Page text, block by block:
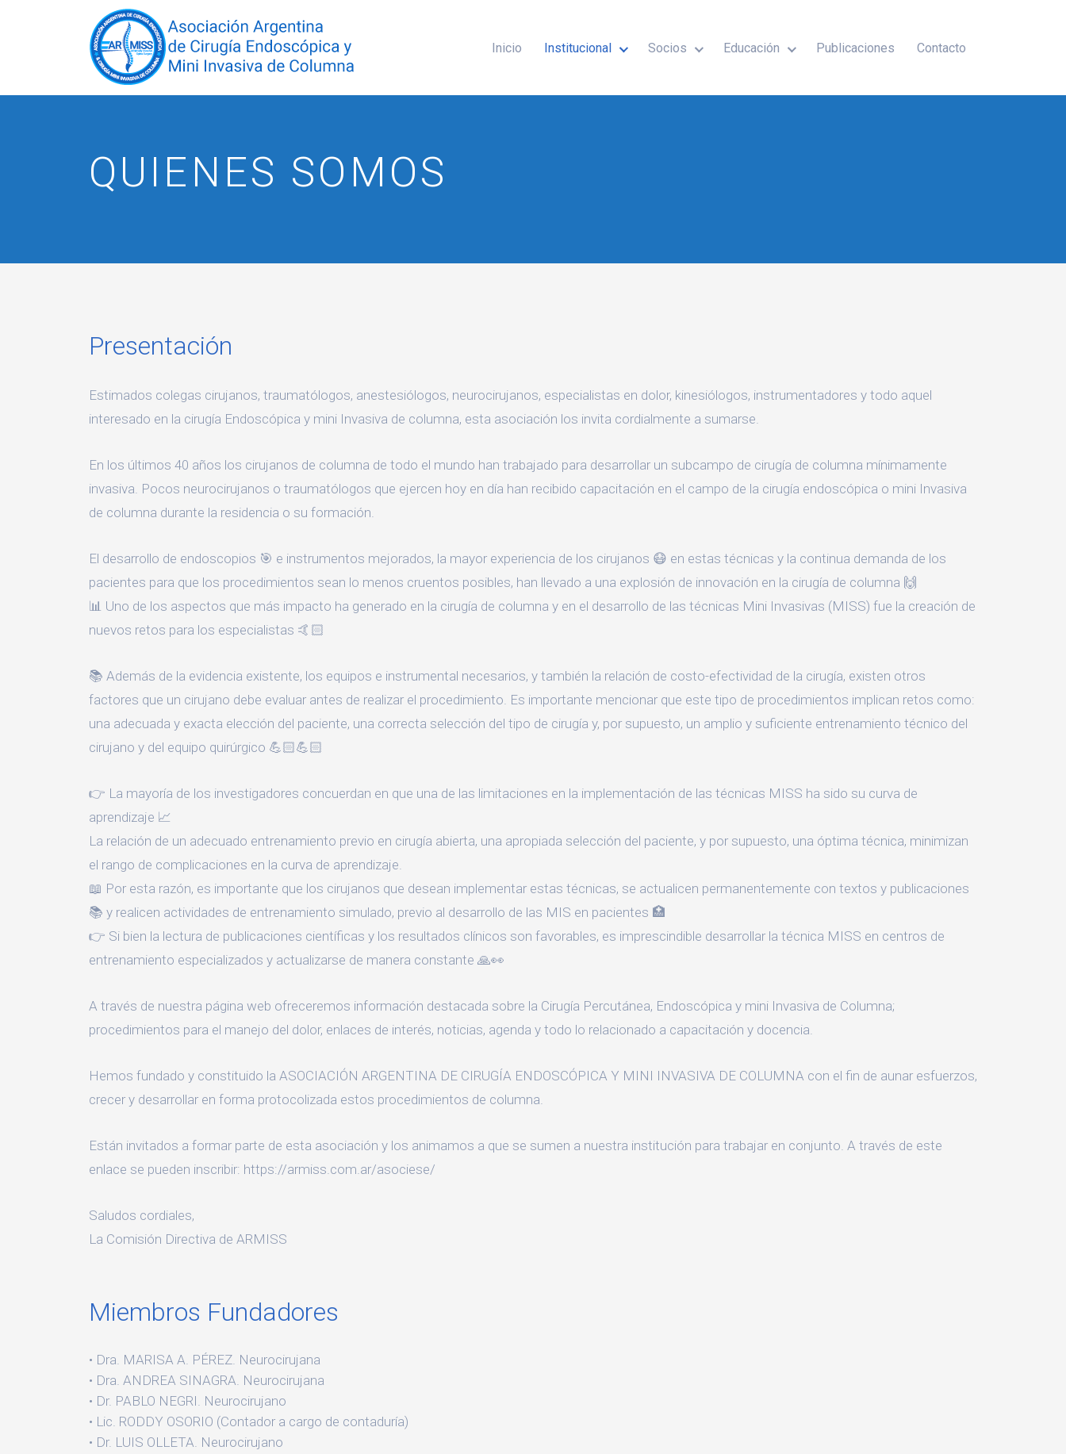
Inicio Institucional Socios Educación Publicaciones Contacto
QUIENES SOMOS
Presentación
Estimados colegas cirujanos, traumatólogos, anestesiólogos, neurocirujanos, especialistas en dolor, kinesiólogos, instrumentadores y todo aquel
interesado en la cirugía Endoscópica y mini Invasiva de columna, esta asociación los invita cordialmente a sumarse.
En los últimos 40 años los cirujanos de columna de todo el mundo han trabajado para desarrollar un subcampo de cirugía de columna mínimamente
invasiva. Pocos neurocirujanos o traumatólogos que ejercen hoy en día han recibido capacitación en el campo de la cirugía endoscópica o mini Invasiva
de columna durante la residencia o su formación.
El desarrollo de endoscopios 🎯 e instrumentos mejorados, la mayor experiencia de los cirujanos 😷 en estas técnicas y la continua demanda de los
pacientes para que los procedimientos sean lo menos cruentos posibles, han llevado a una explosión de innovación en la cirugía de columna 🙌
📊 Uno de los aspectos que más impacto ha generado en la cirugía de columna y en el desarrollo de las técnicas Mini Invasivas (MISS) fue la creación de
nuevos retos para los especialistas 🤙🏻
📚 Además de la evidencia existente, los equipos e instrumental necesarios, y también la relación de costo-efectividad de la cirugía, existen otros
factores que un cirujano debe evaluar antes de realizar el procedimiento. Es importante mencionar que este tipo de procedimientos implican retos como:
una adecuada y exacta elección del paciente, una correcta selección del tipo de cirugía y, por supuesto, un amplio y suficiente entrenamiento técnico del
cirujano y del equipo quirúrgico 💪🏻💪🏻
👉 La mayoría de los investigadores concuerdan en que una de las limitaciones en la implementación de las técnicas MISS ha sido su curva de
aprendizaje 📈
La relación de un adecuado entrenamiento previo en cirugía abierta, una apropiada selección del paciente, y por supuesto, una óptima técnica, minimizan
el rango de complicaciones en la curva de aprendizaje.
📖 Por esta razón, es importante que los cirujanos que desean implementar estas técnicas, se actualicen permanentemente con textos y publicaciones
📚 y realicen actividades de entrenamiento simulado, previo al desarrollo de las MIS en pacientes 🏥
👉 Si bien la lectura de publicaciones científicas y los resultados clínicos son favorables, es imprescindible desarrollar la técnica MISS en centros de
entrenamiento especializados y actualizarse de manera constante 🙏👀
A través de nuestra página web ofreceremos información destacada sobre la Cirugía Percutánea, Endoscópica y mini Invasiva de Columna;
procedimientos para el manejo del dolor, enlaces de interés, noticias, agenda y todo lo relacionado a capacitación y docencia.
Hemos fundado y constituido la ASOCIACIÓN ARGENTINA DE CIRUGÍA ENDOSCÓPICA Y MINI INVASIVA DE COLUMNA con el fin de aunar esfuerzos,
crecer y desarrollar en forma protocolizada estos procedimientos de columna.
Están invitados a formar parte de esta asociación y los animamos a que se sumen a nuestra institución para trabajar en conjunto. A través de este
enlace se pueden inscribir: https://armiss.com.ar/asociese/
Saludos cordiales,
La Comisión Directiva de ARMISS
Miembros Fundadores
Dra. MARISA A. PÉREZ. Neurocirujana
Dra. ANDREA SINAGRA. Neurocirujana
Dr. PABLO NEGRI. Neurocirujano
Lic. RODDY OSORIO (Contador a cargo de contaduría)
Dr. LUIS OLLETA. Neurocirujano